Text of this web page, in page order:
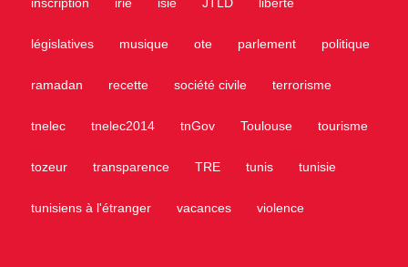
inscription irie isie JTLD liberté
législatives musique ote parlement politique
ramadan recette société civile terrorisme
tnelec tnelec2014 tnGov Toulouse tourisme
tozeur transparence TRE tunis tunisie
tunisiens à l'étranger vacances violence